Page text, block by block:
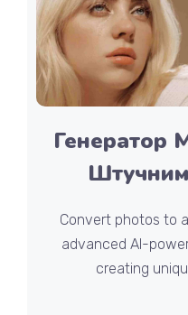
Генератор
Штучним
Convert photos to
advanced AI-
creating